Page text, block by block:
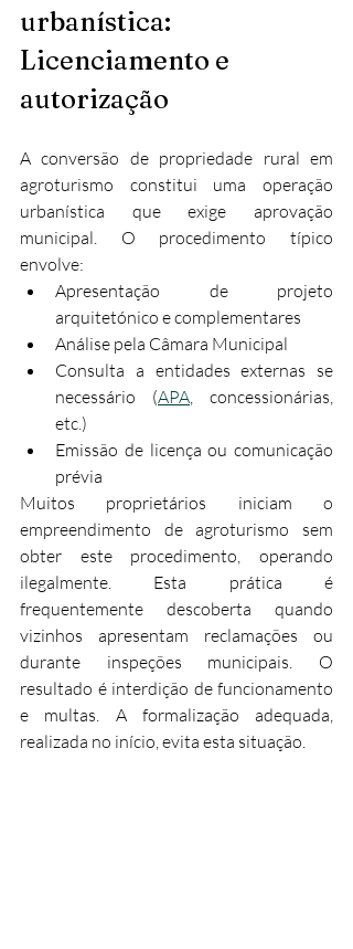
urbanística:
Licenciamento e
autorização
A conversão de propriedade rural em
agroturismo constitui uma operação
urbanística que exige aprovação
municipal. O procedimento típico
envolve:
Apresentação de projeto
arquitetónico e complementares
Análise pela Câmara Municipal
Consulta a entidades externas se
necessário (APA, concessionárias,
etc.)
Emissão de licença ou comunicação
prévia
Muitos proprietários iniciam o
empreendimento de agroturismo sem
obter este procedimento, operando
ilegalmente. Esta prática é
frequentemente descoberta quando
vizinhos apresentam reclamações ou
durante inspeções municipais. O
resultado é interdição de funcionamento
e multas. A formalização adequada,
realizada no início, evita esta situação.